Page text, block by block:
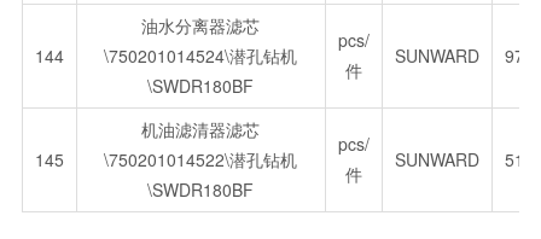
144
油水分离器滤芯
\750201014524\潜孔钻机
\SWDR180BF
pcs/
件
SUNWARD
145
机油滤清器滤芯
\750201014522\潜孔钻机
\SWDR180BF
pcs/
件
SUNWARD